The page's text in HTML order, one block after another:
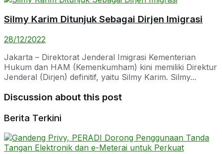
Silmy Karim Ditunjuk Sebagai Dirjen Imigrasi
28/12/2022
Jakarta – Direktorat Jenderal Imigrasi Kementerian
Hukum dan HAM (Kemenkumham) kini memiliki Direktur
Jenderal (Dirjen) definitif, yaitu Silmy Karim. Silmy...
Discussion about this post
Berita Terkini